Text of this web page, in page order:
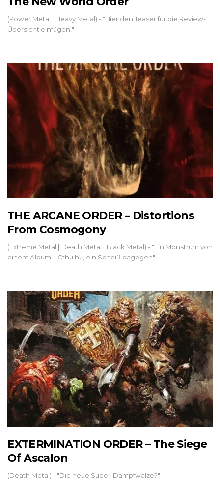
(Power Metal | Heavy Metal) - "Hier den Teaser für die Review-
Übersicht einfügen!"
THE ARCANE ORDER – Distortions
From Cosmogony
(Extreme Metal | Death Metal | Black Metal) - "Ein Monstrum von
einem Album – Cthulhu, ein Scheiß dagegen"
EXTERMINATION ORDER – The Siege
Of Ascalon
(Death Metal) - "Die neue Super-Dampfwalze?"